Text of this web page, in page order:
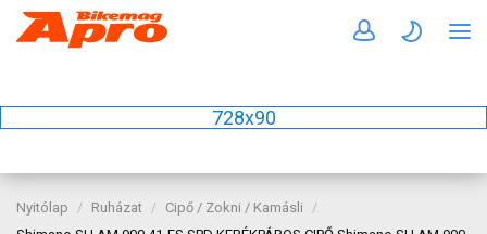
728x90
Nyitólap Ruházat
Cipő / Zokni / Kamásli